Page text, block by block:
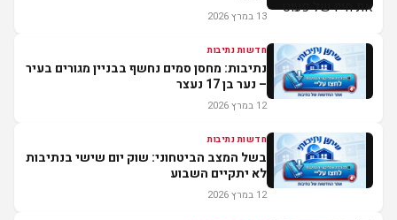
13 במרץ 2026
חדשות נתיבות
נתיבות: מחסן סמים נחשף בבניין מגורים בעיר
– נער בן 17 נעצר
12 במרץ 2026
חדשות נתיבות
בשל המצב הביטחוני: שוק יום שישי בנתיבות
לא יתקיים השבוע
12 במרץ 2026